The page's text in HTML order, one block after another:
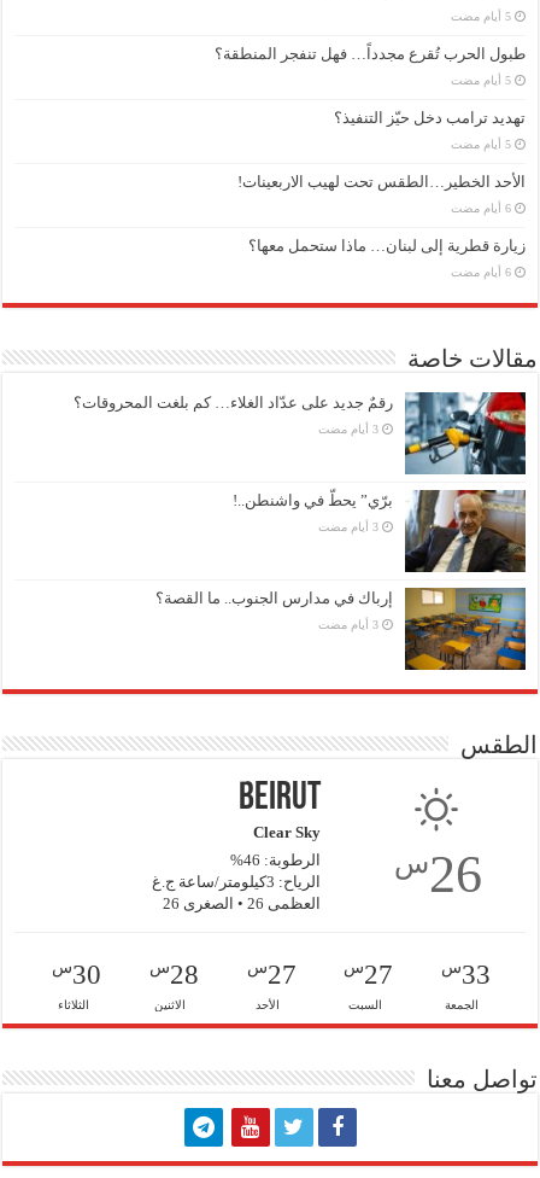
‏5 أيام مضت
طبول الحرب تُقرع مجدداً… فهل تنفجر المنطقة؟
‏5 أيام مضت
تهديد ترامب دخل حيّز التنفيذ؟
‏5 أيام مضت
الأحد الخطير…الطقس تحت لهيب الاربعينات!
‏6 أيام مضت
زيارة قطرية إلى لبنان… ماذا ستحمل معها؟
‏6 أيام مضت
مقالات خاصة
رقمٌ جديد على عدّاد الغلاء… كم بلغت المحروقات؟
‏3 أيام مضت
برّي” يحطّ في واشنطن..!
‏3 أيام مضت
إرباك في مدارس الجنوب.. ما القصة؟
‏3 أيام مضت
الطقس
26س
Beirut
Clear Sky
الرطوبة: 46%
الرياح: 3كيلومتر/ساعة ج.غ
العظمى 26 • الصغرى 26
33س
الجمعة
27س
السبت
27س
الأحد
28س
الاثنين
30س
الثلاثاء
تواصل معنا